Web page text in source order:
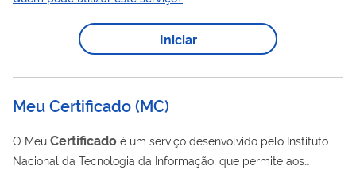
No caso de usuários inscritos no CTF/APP, a emissão do
de Regularidade dependerá de não haver
impeditivo do Cadastro Técnico Federal de Atividades
Ambientais, nos termos do Anexo II da Instrução...
Iniciar
Meu Certificado(MC)
O Meu Certificado é um serviço desenvolvido pelo Instituto
Nacional da Tecnologia da Informação, que permite aos